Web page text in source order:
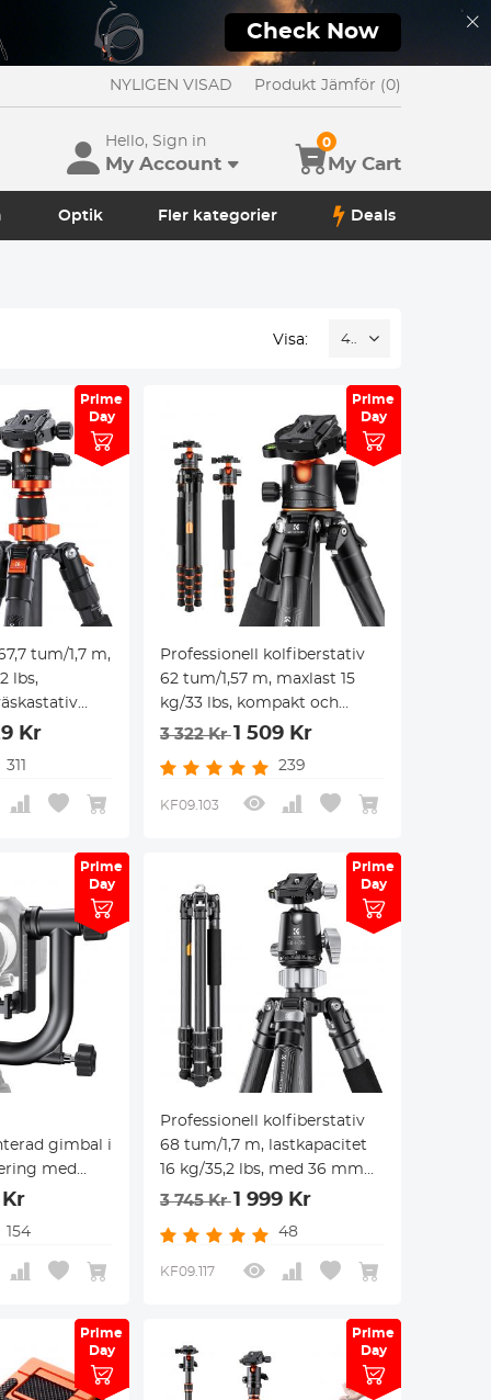
Check Now
NYLIGEN VISAD Produkt Jämför (0)
Hello, Sign in
My Account My Cart
0
Optik Fler kategorier Deals
Visa: 48
Prime
Day
Prime
Day
tum/1,7 m,
lbs,
för
(SA255C1)
Kr
311
Prime
Day
Prime
Day
Professionell kolfiberstativ
62 tum/1,57 m, maxlast 15
kg/33 lbs, kompakt och
transportabel, med 360°
avkopplingsbar monopod,
modell A255C2+BH-36L
3 322 Kr1 509 Kr
239
KF09.103
Prime
Day
Prime
Day
gimbal i
med
1/4-tums
154
Prime
Day
Prime
Day
Professionell kolfiberstativ
68 tum/1,7 m, lastkapacitet
16 kg/35,2 lbs, med 36 mm
metallbollhuvud, modell
3 745 Kr 1 999 Kr
48
KF09.117
Prime
Day
Prime
Day
Prime
Day
Prime
Day